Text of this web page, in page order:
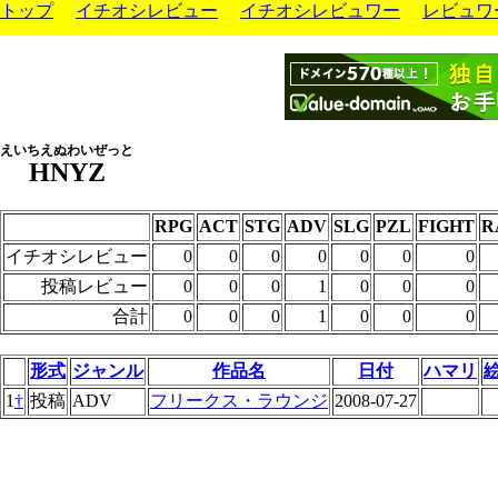
トップ イチオシレビュー イチオシレビュワー レビュワ
HNYZ
えいちえぬわいぜっと
RPG ACT STG ADV SLG PZL FIGHT
イチオシレビュー
0 0 0 0 0 0
0
投稿レビュー
0 0 0 1 0 0
0
合計
0 0 0 1 0 0 0
形式 ジャンル 作品名 日付 ハマリ
1† 投稿 ADV フリークス・ラウンジ 2008-07-27